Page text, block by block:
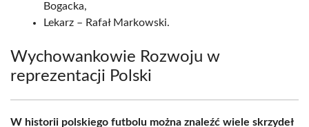
Bogacka,
Lekarz – Rafał Markowski.
Wychowankowie Rozwoju w
reprezentacji Polski
W historii polskiego futbolu można znaleźć wiele skrzydeł